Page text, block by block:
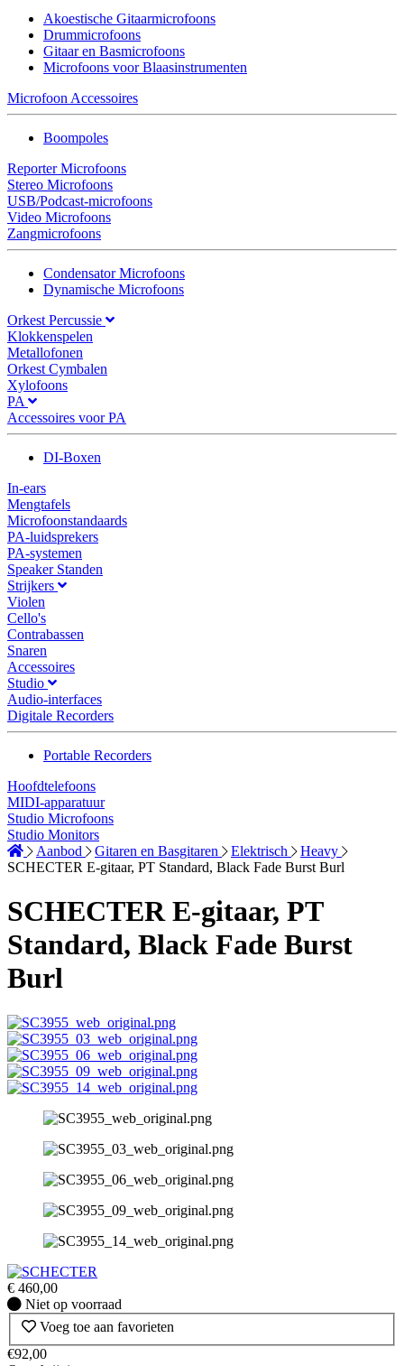
Akoestische Gitaarmicrofoons
Drummicrofoons
Gitaar en Basmicrofoons
Microfoons voor Blaasinstrumenten
Microfoon Accessoires
Boompoles
Reporter Microfoons
Stereo Microfoons
USB/Podcast-microfoons
Video Microfoons
Zangmicrofoons
Condensator Microfoons
Dynamische Microfoons
Orkest Percussie
Klokkenspelen
Metallofonen
Orkest Cymbalen
Xylofoons
PA
Accessoires voor PA
DI-Boxen
In-ears
Mengtafels
Microfoonstandaards
PA-luidsprekers
PA-systemen
Speaker Standen
Strijkers
Violen
Cello's
Contrabassen
Snaren
Accessoires
Studio
Audio-interfaces
Digitale Recorders
Portable Recorders
Hoofdtelefoons
MIDI-apparatuur
Studio Microfoons
Studio Monitors
Aanbod
Gitaren en Basgitaren Elektrisch
Heavy
SCHECTER E-gitaar, PT Standard, Black Fade Burst Burl
SCHECTER E-gitaar, PT
Standard, Black Fade Burst
Burl
€ 460,00
Niet
op
voorraad
Niet op voorraad
Voeg toe aan favorieten
€92,00